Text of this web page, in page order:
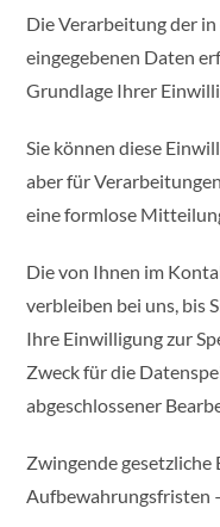
Die Verarbeitung der
eingegebenen Daten
Grundlage Ihrer
Sie können diese
aber für
eine formlose
Die von Ihnen im
verbleiben bei uns, bis
Ihre Einwilligung zur
Zweck für die
abgeschlossener
Zwingende gesetzliche
Aufbewahrungsfristen